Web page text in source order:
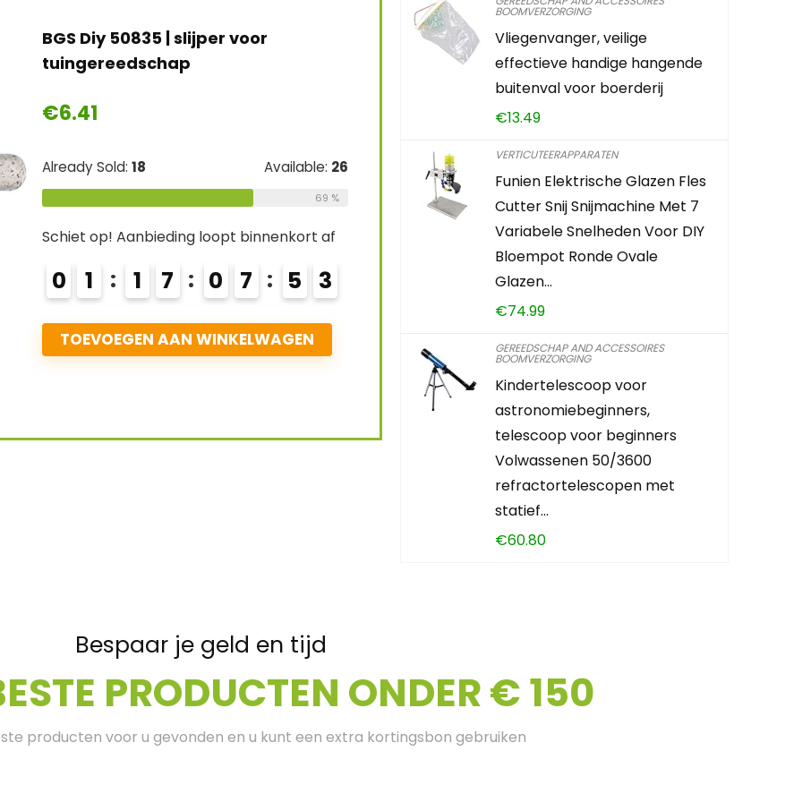
BGS Diy 50835 | slijper voor
tuingereedschap
€6.41
Already Sold: 18 Available: 26
69 %
Schiet op! Aanbieding loopt binnenkort af
0 1 1 7 0 7 5 2
TOEVOEGEN AAN WINKELWAGEN
BOOMVERZORGING
Vliegenvanger, veilige
effectieve handige hangende
buitenval voor boerderij
€13.49
VERTICUTEERAPPARATEN
Funien Elektrische Glazen Fles
Cutter Snij Snijmachine Met 7
Variabele Snelheden Voor DIY
Bloempot Ronde Ovale
Glazen…
€74.99
GEREEDSCHAP AND ACCESSOIRES
BOOMVERZORGING
Kindertelescoop voor
astronomiebeginners,
telescoop voor beginners
Volwassenen 50/3600
refractortelescopen met
statief…
€60.80
Bespaar je geld en tijd
PRODUCTEN ONDER € 150
producten voor u gevonden en u kunt een extra kortingsbon gebruiken